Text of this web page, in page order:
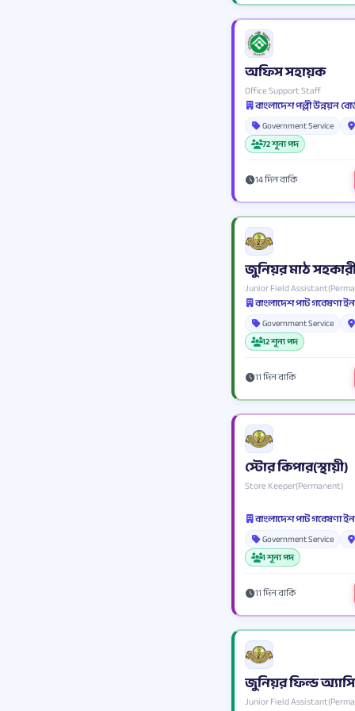
অফিস সহায়ক
Office Support Staff
বাংলাদেশ পল্লী উন্নয়ন
Government Service
72 শূন্য পদ
14 দিন বাকি
জুনিয়র মাঠ
Junior Field
বাংলাদেশ পাট
Government Service
12 শূন্য পদ
11 দিন বাকি
স্টোর কিপার(স্থায়ী)
Store Keeper(Permanent)
বাংলাদেশ পাট
Government Service
1 শূন্য পদ
11 দিন বাকি
জুনিয়র ফিল্ড
Junior Field